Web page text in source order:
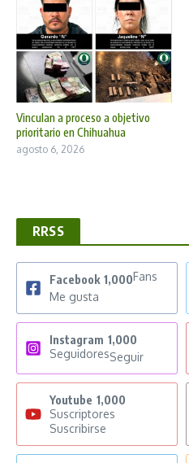
Vinculan a proceso a objetivo
prioritario en Chihuahua
agosto 6, 2026
RRSS
Facebook 1,000Fans
Me gusta
Instagram 1,000
SeguidoresSeguir
Youtube 1,000
Suscriptores
Suscribirse